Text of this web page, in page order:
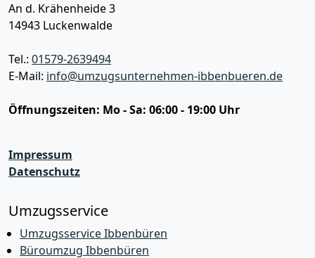
An d. Krähenheide 3
14943 Luckenwalde
Tel.: 01579-2639494
E-Mail: info@umzugsunternehmen-ibbenbueren.de
Öffnungszeiten: Mo - Sa: 06:00 - 19:00 Uhr
Impressum
Datenschutz
Umzugsservice
Umzugsservice Ibbenbüren
Büroumzug Ibbenbüren